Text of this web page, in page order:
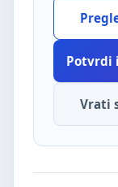
Potvrdi
Vrati